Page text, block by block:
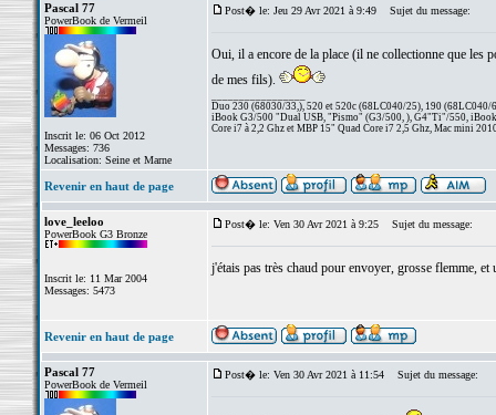
Pascal 77
PowerBook de Vermeil
Inscrit le: 06 Oct 2012
Messages: 736
Localisation: Seine et Marne
Post� le: Jeu 29 Avr 2021 à 9:49 Sujet du message:
Oui, il a encore de la place (il ne collectionne que les
de mes fils).
Duo 230 (68030/33,), 520 et 520c (68LC040/25), 190 (68LC040/
iBook G3/500 "Dual USB, "Pismo" (G3/500, ), G4"Ti"/550,
Core i7 à 2,2 Ghz et MBP 15" Quad Core i7 2,5 Ghz, Mac mini
Revenir en haut de page
love_leeloo
PowerBook G3 Bronze
Inscrit le: 11 Mar 2004
Messages: 5473
Post� le: Ven 30 Avr 2021 à 9:25 Sujet du message:
j'étais pas très chaud pour envoyer, grosse flemme,
Revenir en haut de page
Pascal 77
PowerBook de Vermeil
Post� le: Ven 30 Avr 2021 à 11:54 Sujet du message: